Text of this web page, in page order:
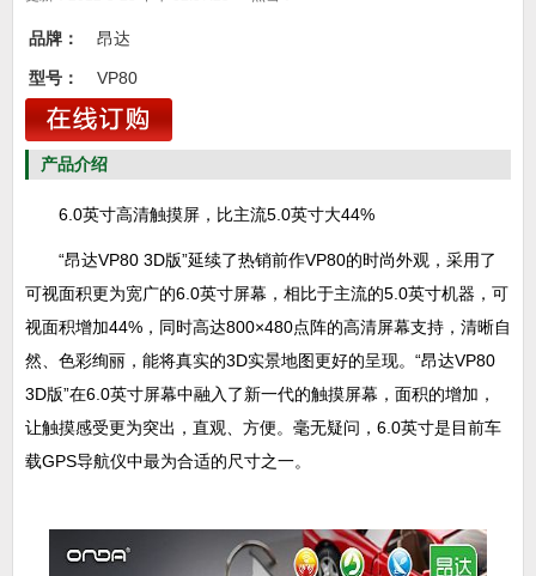
品牌： 昂达
型号： VP80
产品介绍
6.0英寸高清触摸屏，比主流5.0英寸大44%
“昂达VP80 3D版”延续了热销前作VP80的时尚外观，采用了
可视面积更为宽广的6.0英寸屏幕，相比于主流的5.0英寸机器，可
视面积增加44%，同时高达800×480点阵的高清屏幕支持，清晰自
然、色彩绚丽，能将真实的3D实景地图更好的呈现。“昂达VP80
3D版”在6.0英寸屏幕中融入了新一代的触摸屏幕，面积的增加，
让触摸感受更为突出，直观、方便。毫无疑问，6.0英寸是目前车
载GPS导航仪中最为合适的尺寸之一。